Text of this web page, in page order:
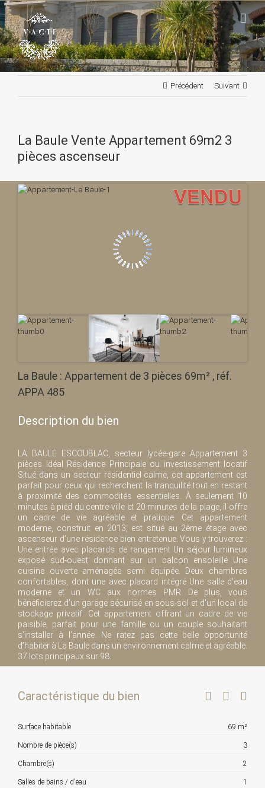
Passer
au
contenu
Précédent Suivant
La Baule Vente Appartement 69m2 3
pièces ascenseur
La Baule : Appartement de 3 pièces 69m² , réf.
APPA 485
Description du bien
LA BAULE ESCOUBLAC, secteur lycée-gare Appartement 3
pièces Idéal Résidence Principale ou investissement locatif
Situé dans un secteur résidentiel calme, cet appartement est
parfait pour ceux qui recherchent la tranquilité tout en restant
à proximité des commodités essentielles. À seulement 10
minutes à pied du centre-ville et 20 minutes de la plage, il offre
un cadre de vie agréable et pratique. Cet appartement
moderne, construit en 2013, est situé au 2ème étage avec
ascenseur d’une résidence bien entretenue. Vous y trouverez :
Une entrée avec placards de rangement Un séjour lumineux
exposé sud-ouest donnant sur un balcon ensoleillé Une
cuisine ouverte aménagée semi équipée. Deux chambres
confortables, dont une avec placard intégré Une salle d'eau
moderne et un WC aux normes PMR De plus, vous
bénéficierez d’un garage sécurisé en sous-sol et d’un local de
stockage privatif. Cet appartement offrant un cadre de vie
paisible, parfait pour une famille ou un couple souhaitant
s’installer à l’année. Ne ratez pas cette belle opportunité
d’habiter à La Baule dans un environnement calme et agréable.
37 lots principaux sur 98.
Caractéristique du bien
Surface habitable 69 m²
Nombre de pièce(s) 3
Chambre(s) 2
Salles de bains / d'eau 1